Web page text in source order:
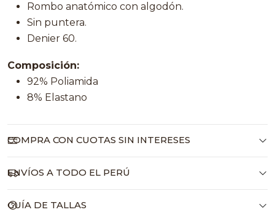
Rombo anatómico con algodón.
Sin puntera.
Denier 60.
Composición:
92% Poliamida
8% Elastano
COMPRA CON CUOTAS SIN INTERESES
ENVÍOS A TODO EL PERÚ
GUÍA DE TALLAS